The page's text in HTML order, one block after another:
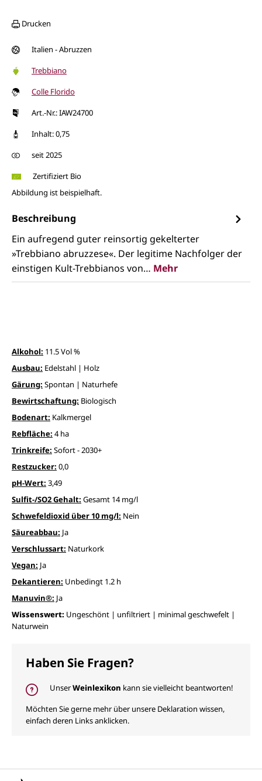
Drucken
Italien - Abruzzen
Trebbiano
Colle Florido
Art.-Nr.: IAW24700
Inhalt: 0,75
seit 2025
Zertifiziert Bio
Abbildung ist beispielhaft.
Beschreibung
Ein aufregend guter reinsortig gekelterter
»Trebbiano abruzzese«. Der legitime Nachfolger der
einstigen Kult-Trebbianos von… Mehr
Alkohol: 11.5 Vol %
Ausbau: Edelstahl | Holz
Gärung: Spontan | Naturhefe
Bewirtschaftung: Biologisch
Bodenart: Kalkmergel
Rebfläche: 4 ha
Trinkreife: Sofort - 2030+
Restzucker: 0,0
pH-Wert: 3,49
Sulfit-/SO2 Gehalt: Gesamt 14 mg/l
Schwefeldioxid über 10 mg/l: Nein
Säureabbau: Ja
Verschlussart: Naturkork
Vegan: Ja
Dekantieren: Unbedingt 1.2 h
Manuvin®: Ja
Wissenswert: Ungeschönt | unfiltriert | minimal geschwefelt |
Naturwein
Haben Sie Fragen?
UnserWeinlexikon kann sie vielleicht beantworten!
Möchten Sie gerne mehr über unsere Deklaration wissen,
einfach deren Links anklicken.